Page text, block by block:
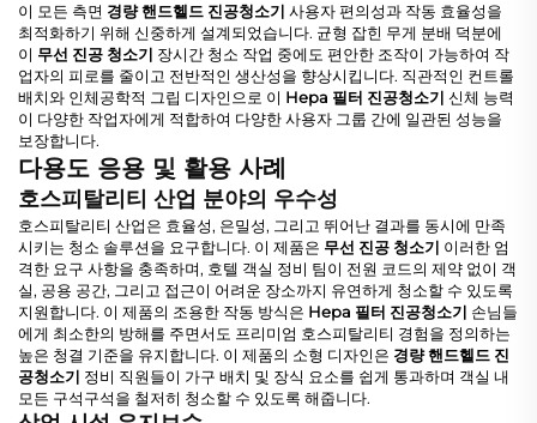
이 모든 측면 경량 핸드헬드 진공청소기 사용자 편의성과 작동 효율성을
최적화하기 위해 신중하게 설계되었습니다. 균형 잡힌 무게 분배 덕분에
이 무선 진공 청소기 장시간 청소 작업 중에도 편안한 조작이 가능하여 작
업자의 피로를 줄이고 전반적인 생산성을 향상시킵니다. 직관적인 컨트롤
배치와 인체공학적 그립 디자인으로 이 Hepa 필터 진공청소기 신체 능력
이 다양한 작업자에게 적합하여 다양한 사용자 그룹 간에 일관된 성능을
보장합니다.
다용도 응용 및 활용 사례
호스피탈리티 산업 분야의 우수성
호스피탈리티 산업은 효율성, 은밀성, 그리고 뛰어난 결과를 동시에 만족
시키는 청소 솔루션을 요구합니다. 이 제품은 무선 진공 청소기 이러한 엄
격한 요구 사항을 충족하며, 호텔 객실 정비 팀이 전원 코드의 제약 없이 객
실, 공용 공간, 그리고 접근이 어려운 장소까지 유연하게 청소할 수 있도록
지원합니다. 이 제품의 조용한 작동 방식은 Hepa 필터 진공청소기 손님들
에게 최소한의 방해를 주면서도 프리미엄 호스피탈리티 경험을 정의하는
높은 청결 기준을 유지합니다. 이 제품의 소형 디자인은 경량 핸드헬드 진
공청소기 정비 직원들이 가구 배치 및 장식 요소를 쉽게 통과하며 객실 내
모든 구석구석을 철저히 청소할 수 있도록 해줍니다.